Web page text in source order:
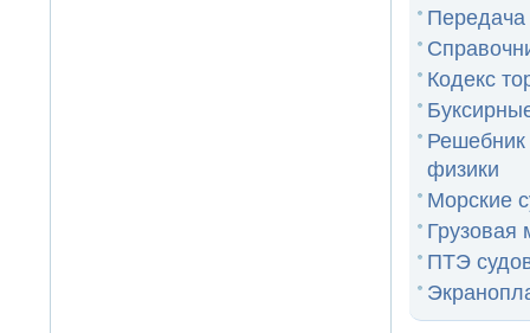
Передача
Кодекс
физики
Морские
Грузовая
ПТЭ